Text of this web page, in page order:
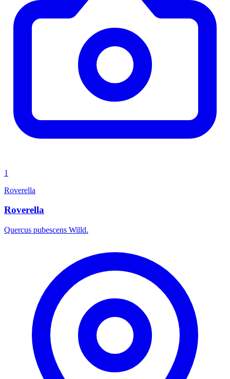
1
Roverella
Roverella
Quercus pubescens Willd.